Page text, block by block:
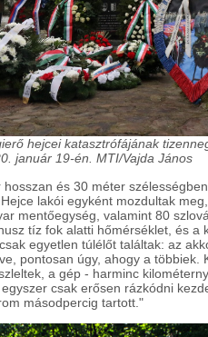
hejcei katasztrófájának
január 19-én. MTI/Vajda János
és 30 méter
lakói egyként mozdultak
mentőegység, valamint 80
tíz fok alatti hőmérséklet, és a
egyetlen túlélőt találtak: az
pontosan úgy, ahogy a
a gép - harminc
csak erősen rázkódni
másodpercig tartott."